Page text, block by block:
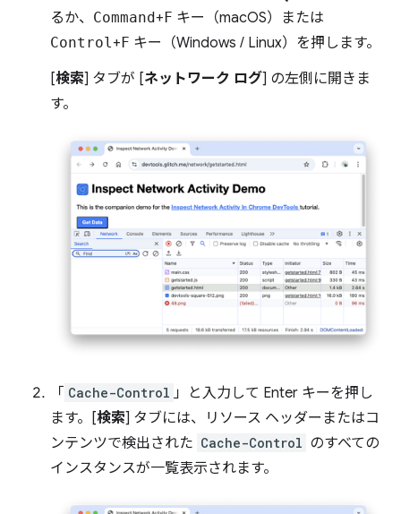
るか、 Command+ F キー（macOS）または
Control+ F キー（Windows / Linux）を押します。
[検索] タブが [ネットワーク ログ] の左側に開きま
す。
「 Cache-Control 」と入力して Enter キーを押し
ます。[検索] タブには、リソース ヘッダーまたはコ
ンテンツで検出された Cache-Control のすべての
インスタンスが一覧表示されます。